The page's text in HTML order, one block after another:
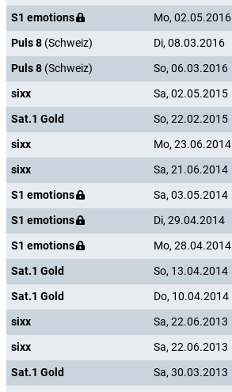
S1 emotions
Mo, 02.05.2016
Puls 8 (Schweiz) Di, 08.03.2016
Puls 8 (Schweiz) So, 06.03.2016
sixx
Sa, 02.05.2015
Sat.1 Gold
So, 22.02.2015
sixx
Mo, 23.06.2014
sixx
Sa, 21.06.2014
S1 emotions
Sa, 03.05.2014
S1 emotions
Di, 29.04.2014
S1 emotions
Mo, 28.04.2014
Sat.1 Gold
So, 13.04.2014
Sat.1 Gold
Do, 10.04.2014
sixx
Sa, 22.06.2013
sixx
Sa, 22.06.2013
Sat.1 Gold
Sa, 30.03.2013